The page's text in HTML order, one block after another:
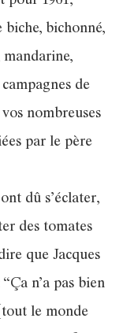
biche, bichonné,
mandarine,
de
nombreuses
par le père
dû s’éclater,
des tomates
que Jacques
n’a pas bien
le monde